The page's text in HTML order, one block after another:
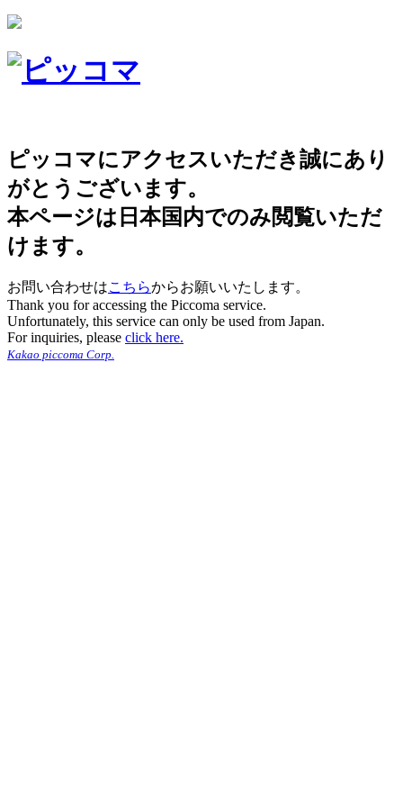
ピッコマにアクセスいただき誠にあり
がとうございます。
本ページは日本国内でのみ閲覧いただ
けます。
お問い合わせはこちらからお願いいたします。
Thank you for accessing the Piccoma service.
Unfortunately, this service can only be used from Japan.
For inquiries, please click here.
Kakao piccoma Corp.